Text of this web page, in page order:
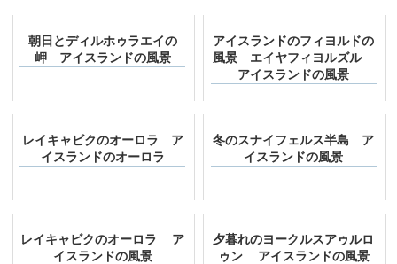
朝日とディルホゥラエイの
岬 アイスランドの風景
アイスランドのフィヨルドの
風景 エイヤフィヨルズル
アイスランドの風景
レイキャビクのオーロラ ア
イスランドのオーロラ
冬のスナイフェルス半島 ア
イスランドの風景
レイキャビクのオーロラ ア
イスランドの風景
夕暮れのヨークルスアゥルロ
ゥン アイスランドの風景